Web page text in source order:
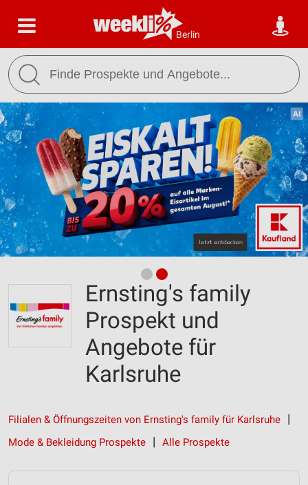
Berlin
Ernsting's family
Prospekt und
Angebote für
Karlsruhe
Filialen & Öffnungszeiten von Ernsting's family für Karlsruhe
Mode & Bekleidung Prospekte
Alle Prospekte